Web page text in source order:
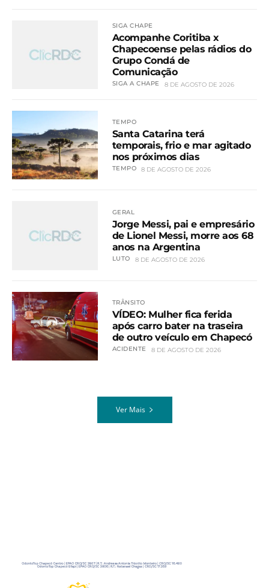
SIGA CHAPE
Acompanhe Coritiba x
Chapecoense pelas rádios do
Grupo Condá de
Comunicação
SIGA A CHAPE 8 DE AGOSTO DE 2026
TEMPO
Santa Catarina terá
temporais, frio e mar agitado
nos próximos dias
TEMPO 8 DE AGOSTO DE 2026
GERAL
Jorge Messi, pai e empresário
de Lionel Messi, morre aos 68
anos na Argentina
LUTO 8 DE AGOSTO DE 2026
TRÂNSITO
VÍDEO: Mulher fica ferida
após carro bater na traseira
de outro veículo em Chapecó
ACIDENTE 8 DE AGOSTO DE 2026
Ver Mais